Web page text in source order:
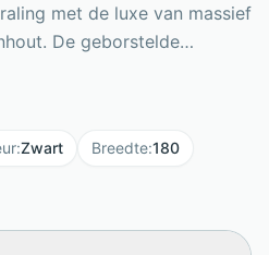
met de luxe van massief
De geborstelde
benadrukt de
meubel volop ruimte voor
De twee brede lades
zicht. Het zwarte stalen
:Zwart Breedte:180